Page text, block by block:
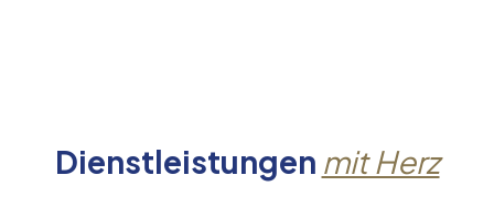
Dienstleistungen mit Herz